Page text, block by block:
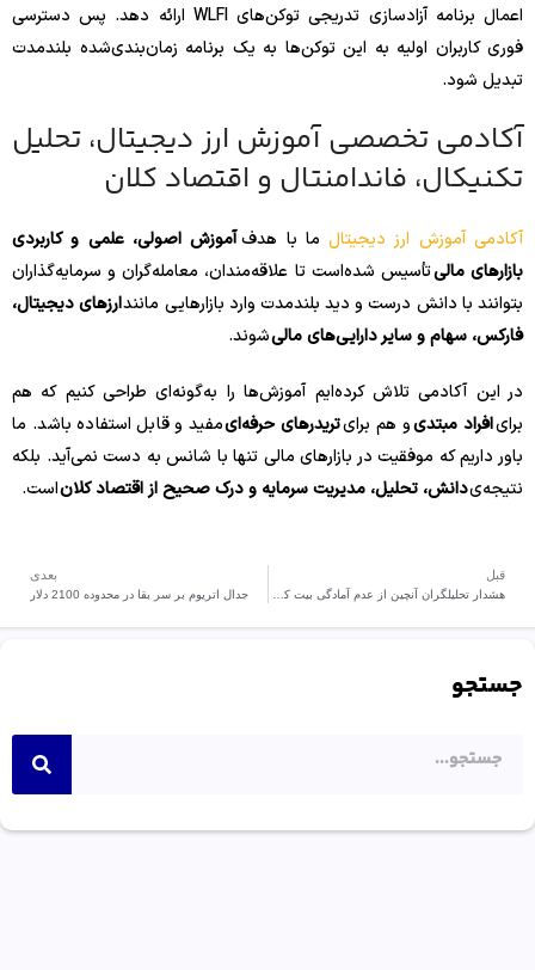
اعمال برنامه آزادسازی تدریجی توکن‌های WLFI ارائه دهد. پس دسترسی
فوری کاربران اولیه به این توکن‌ها به یک برنامه زمان‌بندی‌شده بلندمدت
تبدیل شود.
آکادمی تخصصی آموزش ارز دیجیتال، تحلیل
تکنیکال، فاندامنتال و اقتصاد کلان
آکادمی آموزش ارز دیجیتالما با هدفآموزش اصولی، علمی و کاربردی
بازارهای مالیتأسیس شده‌است تا علاقه‌مندان، معامله‌گران و سرمایه‌گذاران
بتوانند با دانش درست و دید بلندمدت وارد بازارهایی مانندارزهای دیجیتال،
فارکس، سهام و سایر دارایی‌های مالیشوند.
در این آکادمی تلاش کرده‌ایم آموزش‌ها را به‌گونه‌ای طراحی کنیم که هم
برایافراد مبتدیو هم برایتریدرهای حرفه‌ایمفید و قابل استفاده باشد. ما
باور داریم که موفقیت در بازارهای مالی تنها با شانس به دست نمی‌آید. بلکه
نتیجه‌یدانش، تحلیل، مدیریت سرمایه و درک صحیح از اقتصاد کلاناست.
قبل بعدی
جدال اتریوم بر سر بقا در محدوده 2100 دلار
جستجو